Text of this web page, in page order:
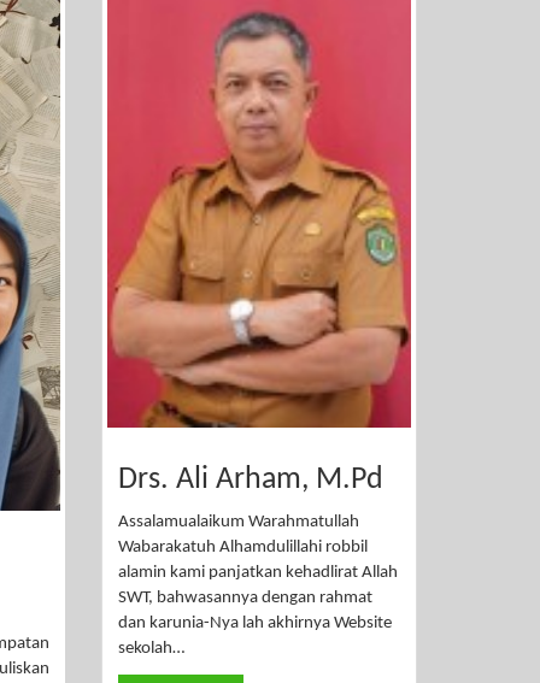
Drs. Ali Arham, M.Pd
Assalamualaikum Warahmatullah
Wabarakatuh Alhamdulillahi robbil
alamin kami panjatkan kehadlirat Allah
SWT, bahwasannya dengan rahmat
dan karunia-Nya lah akhirnya Website
sekolah…